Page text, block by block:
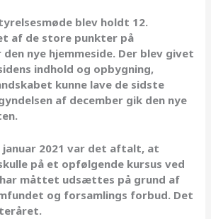
blev holdt 12.
af de store punkter på
nye hjemmeside. Der blev givet
indhold og opbygning,
kunne lave de sidste
af december gik den nye
januar 2021 var det aftalt, at
på et opfølgende kursus ved
måttet udsættes på grund af
og forsamlings forbud. Det